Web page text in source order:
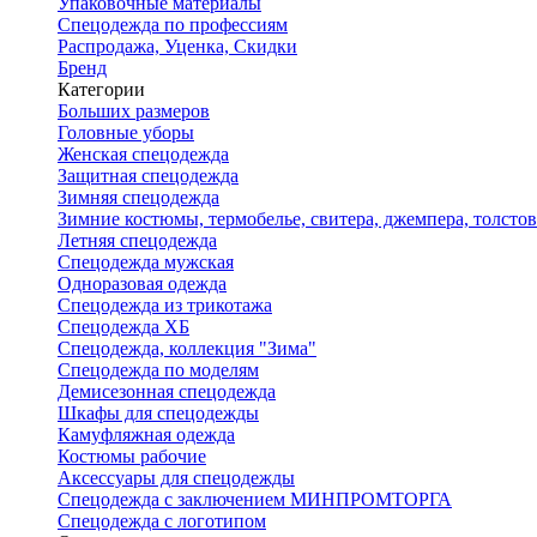
Спецодежда по профессиям
Распродажа, Уценка, Скидки
Бренд
Категории
Больших размеров
Головные уборы
Женская спецодежда
Защитная спецодежда
Зимняя спецодежда
Зимние костюмы, термобелье, свитера, джемпера,
Летняя спецодежда
Спецодежда мужская
Одноразовая одежда
Спецодежда из трикотажа
Спецодежда ХБ
Спецодежда, коллекция "Зима"
Спецодежда по моделям
Демисезонная спецодежда
Шкафы для спецодежды
Камуфляжная одежда
Костюмы рабочие
Аксессуары для спецодежды
Спецодежда с заключением МИНПРОМТОРГА
Спецодежда с логотипом